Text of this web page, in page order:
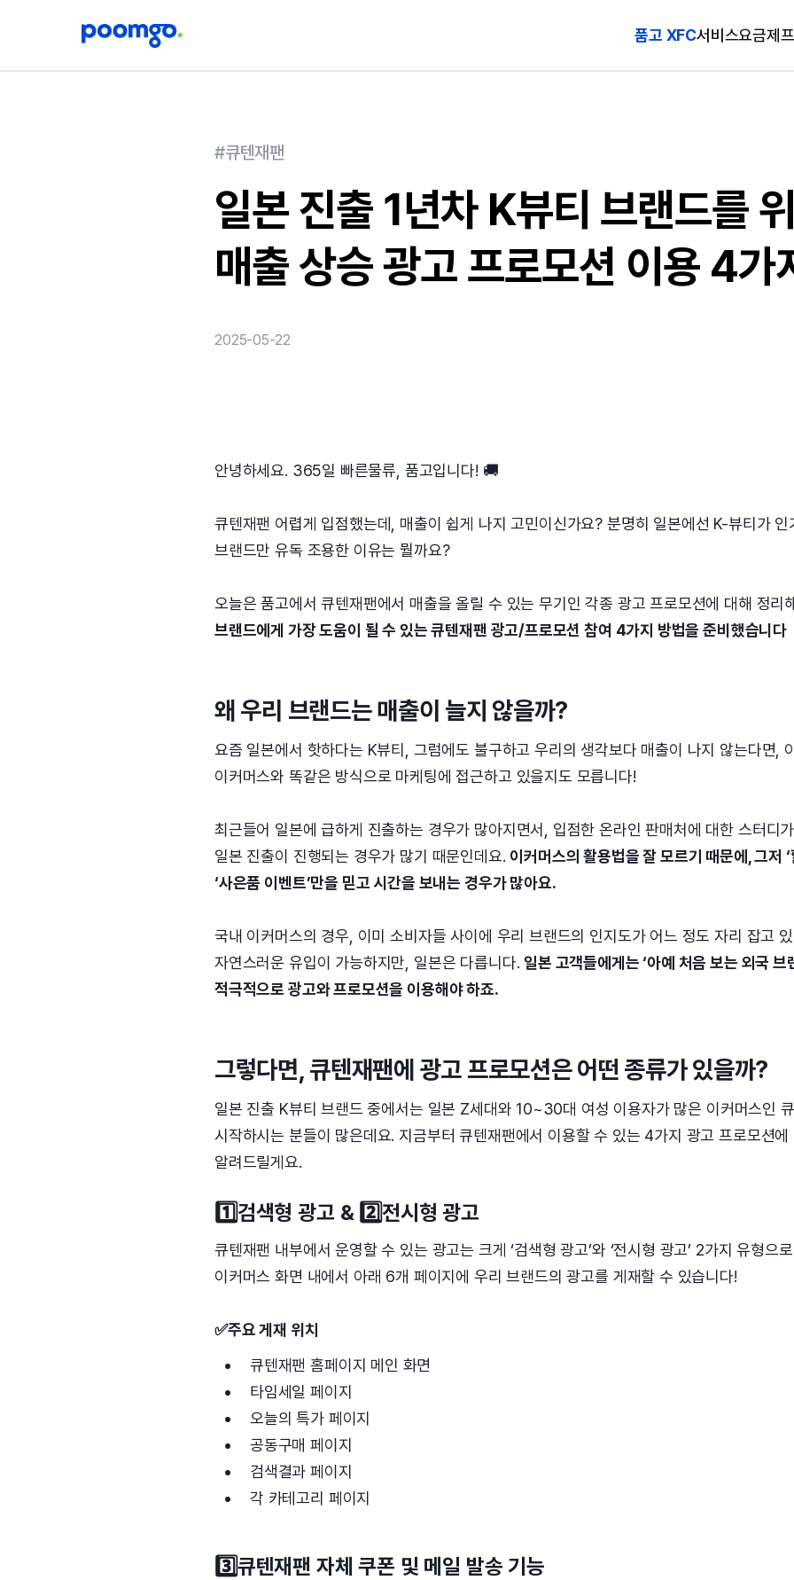
품고 XFC서비스요금제
#큐텐재팬
일본 진출 1년차 K뷰티 브랜드를
매출 상승 광고 프로모션 이용 4가
2025-05-22
안녕하세요. 365일 빠른물류, 품고입니다! 🚚
큐텐재팬 어렵게 입점했는데, 매출이 쉽게 나지 고민이신가요? 분명히 일본에선 K-뷰티가 인
브랜드만 유독 조용한 이유는 뭘까요?
오늘은 품고에서 큐텐재팬에서 매출을 올릴 수 있는 무기인 각종 광고 프로모션에 대해 정리
브랜드에게 가장 도움이 될 수 있는 큐텐재팬 광고/프로모션 참여 4가지 방법을 준비했습니다
왜 우리 브랜드는 매출이 늘지 않을까?
요즘 일본에서 핫하다는 K뷰티, 그럼에도 불구하고 우리의 생각보다 매출이 나지 않는다면,
이커머스와 똑같은 방식으로 마케팅에 접근하고 있을지도 모릅니다!
최근들어 일본에 급하게 진출하는 경우가 많아지면서, 입점한 온라인 판매처에 대한 스터디
일본 진출이 진행되는 경우가 많기 때문인데요. 이커머스의 활용법을 잘 모르기 때문에, 그저 ‘
‘사은품 이벤트’만을 믿고 시간을 보내는 경우가 많아요.
국내 이커머스의 경우, 이미 소비자들 사이에 우리 브랜드의 인지도가 어느 정도 자리 잡고 있
자연스러운 유입이 가능하지만, 일본은 다릅니다.일본 고객들에게는 ‘아예 처음 보는 외국 브
적극적으로 광고와 프로모션을 이용해야 하죠.
그렇다면, 큐텐재팬에 광고 프로모션은 어떤 종류가 있을까?
일본 진출 K뷰티 브랜드 중에서는 일본 Z세대와 10~30대 여성 이용자가 많은 이커머스인
시작하시는 분들이 많은데요. 지금부터 큐텐재팬에서 이용할 수 있는 4가지 광고 프로모션에
알려드릴게요.
1️⃣검색형 광고 & 2️⃣전시형 광고
큐텐재팬 내부에서 운영할 수 있는 광고는 크게 ‘검색형 광고’와 ‘전시형 광고’ 2가지 유형으
이커머스 화면 내에서 아래 6개 페이지에 우리 브랜드의 광고를 게재할 수 있습니다!
✅주요 게재 위치
큐텐재팬 홈페이지 메인 화면
타임세일 페이지
오늘의 특가 페이지
공동구매 페이지
검색결과 페이지
각 카테고리 페이지
3️⃣큐텐재팬 자체 쿠폰 및 메일 발송 기능